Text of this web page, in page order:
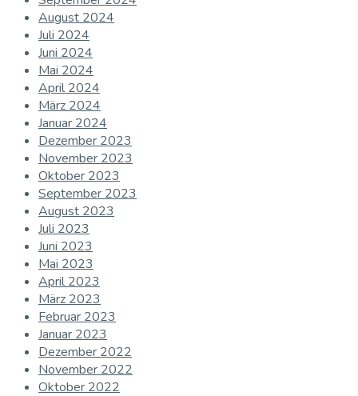
August 2024
Juli 2024
Juni 2024
Mai 2024
April 2024
März 2024
Januar 2024
Dezember 2023
November 2023
Oktober 2023
September 2023
August 2023
Juli 2023
Juni 2023
Mai 2023
April 2023
März 2023
Februar 2023
Januar 2023
Dezember 2022
November 2022
Oktober 2022